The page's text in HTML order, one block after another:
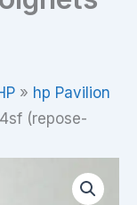
» hp Pavilion
(repose-